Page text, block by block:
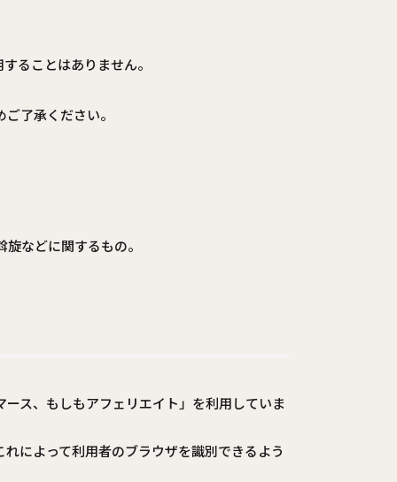
ることはありません。
了承ください。
などに関するもの。
ス、もしもアフェリエイト」を利用していま
によって利用者のブラウザを識別できるよう